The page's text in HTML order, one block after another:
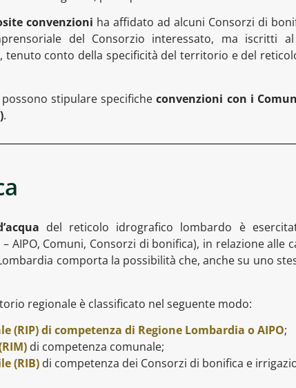
convenzioni ha affidato ad alcuni Consorzi di
del Consorzio interessato, ma iscritti al
tenuto conto della specificità del territorio e del
stipulare specifiche convenzioni con i
.
del reticolo idrografico lombardo è
AIPO, Comuni, Consorzi di bonifica), in relazione
comporta la possibilità che, anche su uno
regionale è classificato nel seguente modo:
(RIP) di competenza di Regione Lombardia o AIPO;
di competenza comunale;
(RIB) di competenza dei Consorzi di bonifica e